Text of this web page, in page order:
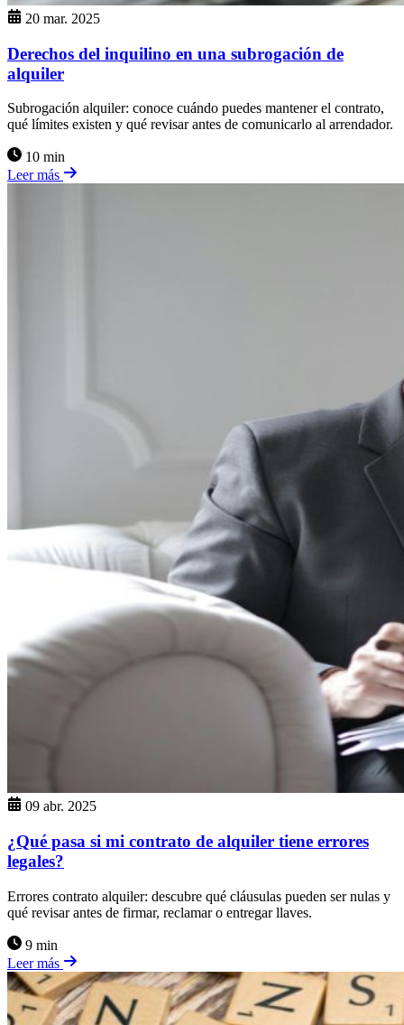
20 mar. 2025
Derechos del inquilino en una subrogación de
alquiler
Subrogación alquiler: conoce cuándo puedes mantener el contrato,
qué límites existen y qué revisar antes de comunicarlo al arrendador.
10 min
Leer más
09 abr. 2025
¿Qué pasa si mi contrato de alquiler tiene errores
legales?
Errores contrato alquiler: descubre qué cláusulas pueden ser nulas y
qué revisar antes de firmar, reclamar o entregar llaves.
9 min
Leer más